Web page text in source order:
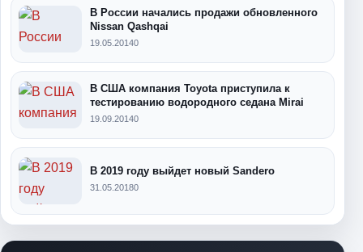
В России начались продажи обновленного
Nissan Qashqai
19.05.20140
В США компания Toyota приступила к
тестированию водородного седана Mirai
19.09.20140
В 2019 году выйдет новый Sandero
31.05.20180